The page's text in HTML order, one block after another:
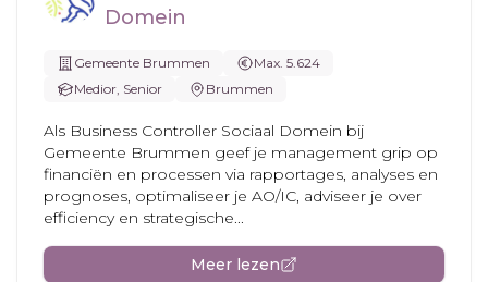
Domein
Gemeente Brummen
Max. 5.624
Medior, Senior
Brummen
Als Business Controller Sociaal Domein bij
Gemeente Brummen geef je management grip op
financiën en processen via rapportages, analyses en
prognoses, optimaliseer je AO/IC, adviseer je over
efficiency en strategische...
Meer lezen